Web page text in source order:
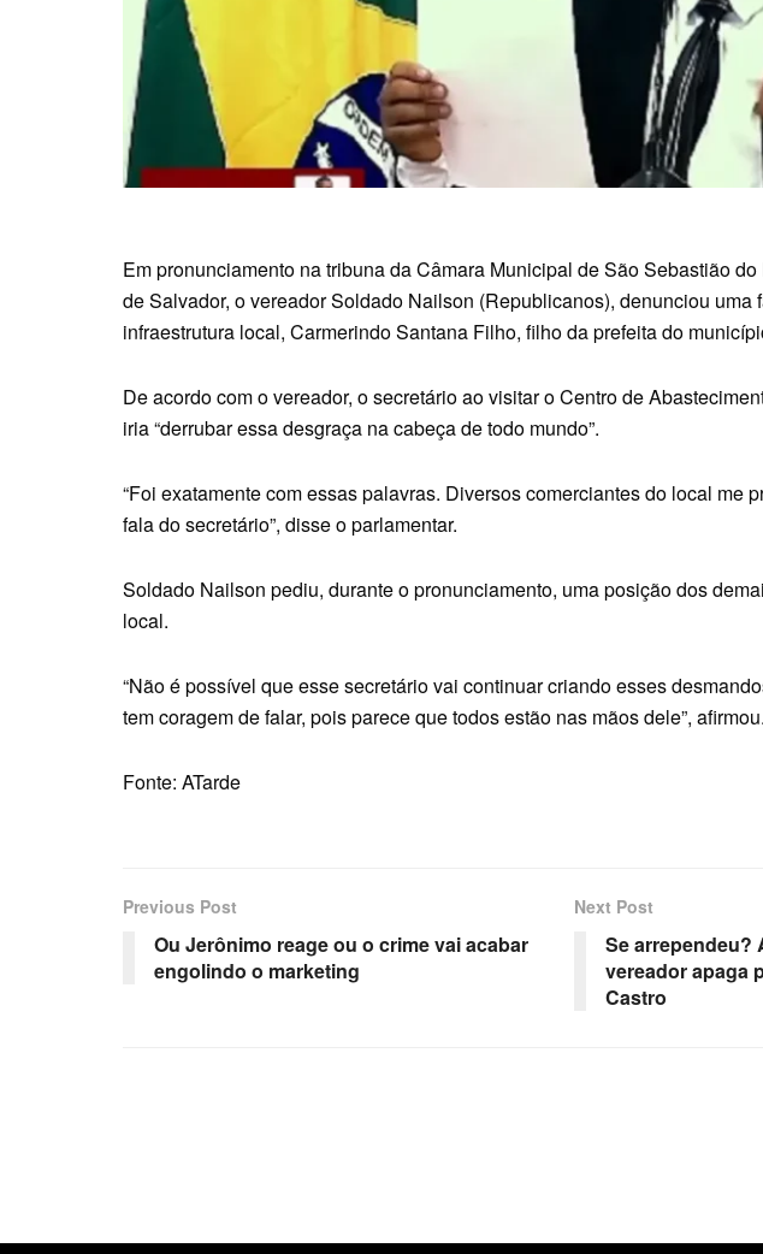
Em pronunciamento na tribuna da Câmara Municipal de São Sebastião
de Salvador, o vereador Soldado Nailson (Republicanos), denunciou uma
infraestrutura local, Carmerindo Santana Filho, filho da prefeita do
De acordo com o vereador, o secretário ao visitar o Centro de
iria “derrubar essa desgraça na cabeça de todo mundo”.
“Foi exatamente com essas palavras. Diversos comerciantes do local me
fala do secretário”, disse o parlamentar.
Soldado Nailson pediu, durante o pronunciamento, uma posição dos
local.
“Não é possível que esse secretário vai continuar criando esses
tem coragem de falar, pois parece que todos estão nas mãos dele”, afirmou.
Fonte: ATarde
Previous Post
Ou Jerônimo reage ou o crime vai acabar
engolindo o marketing
Next Post
Se arrependeu?
vereador apaga
Castro